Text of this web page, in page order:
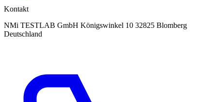
Kontakt
NMi TESTLAB GmbH Königswinkel 10 32825 Blomberg
Deutschland